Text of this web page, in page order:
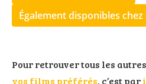
Également disponibles chez
Pour retrouver tous les autres
vos films préférés, c’est par